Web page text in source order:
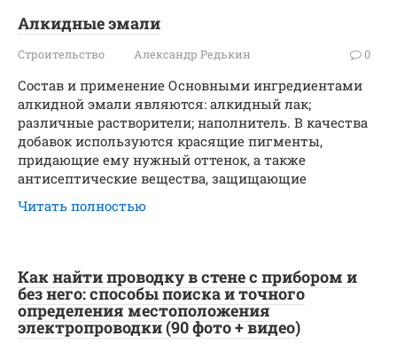
Алкидные эмали
Строительство Александр Редькин 0
Состав и применение Основными ингредиентами
алкидной эмали являются: алкидный лак;
различные растворители; наполнитель. В качества
добавок используются красящие пигменты,
придающие ему нужный оттенок, а также
антисептические вещества, защищающие
Читать полностью
Как найти проводку в стене с прибором и
без него: способы поиска и точного
определения местоположения
электропроводки (90 фото + видео)